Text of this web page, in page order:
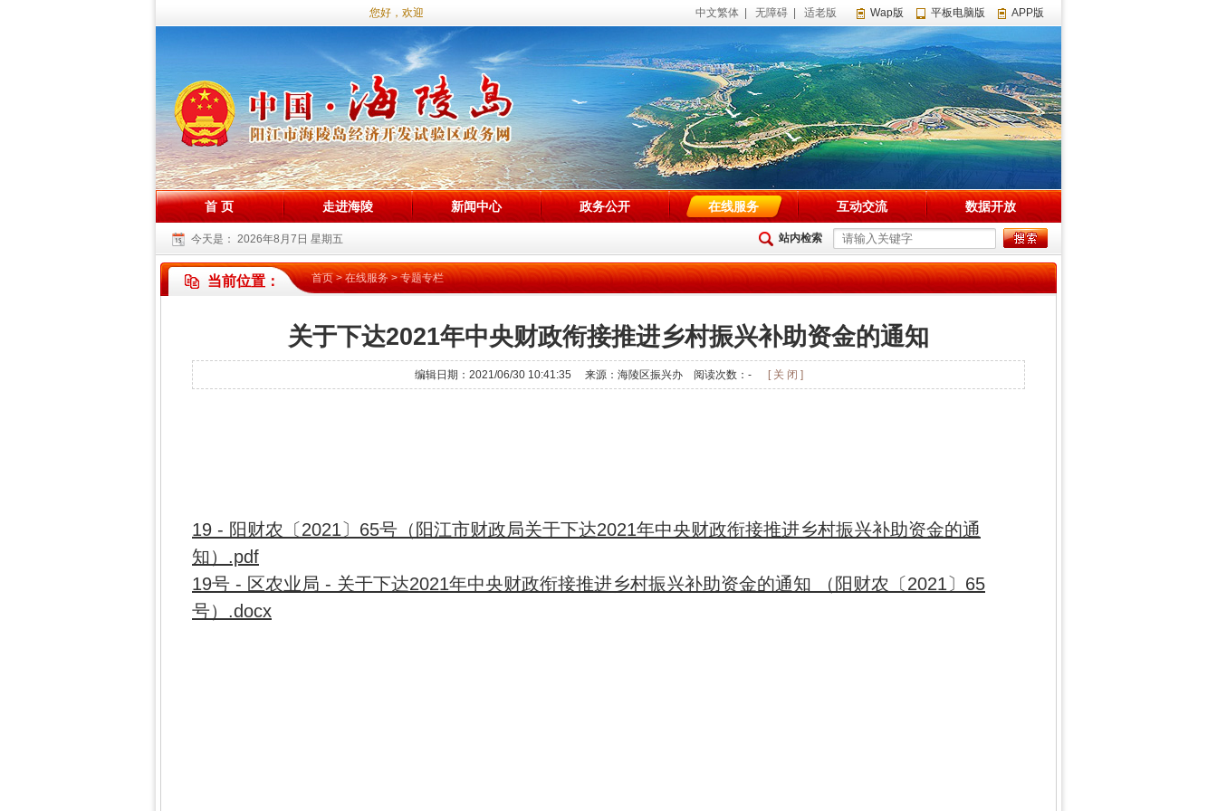
您好，欢迎访问海陵试验区政务网站！ 中文繁体 无障碍 适老版 Wap版 平板电脑版 APP版
首 页 走进海陵 新闻中心 政务公开 在线服务 互动交流 数据开放
今天是： 2026年8月7日 星期五 站内检索
当前位置： 首页>在线服务>专题专栏
关于下达2021年中央财政衔接推进乡村振兴补助资金的通知
编辑日期：2021/06/30 10:41:35 来源：海陵区振兴办 阅读次数： - [ 关 闭 ]
19 - 阳财农〔2021〕65号（阳江市财政局关于下达2021年中央财政衔接推进乡村振兴补助资金的通
知）.pdf
19号 - 区农业局 - 关于下达2021年中央财政衔接推进乡村振兴补助资金的通知 （阳财农〔2021〕65
号）.docx